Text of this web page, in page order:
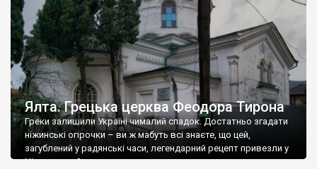
Ялта. Грецька церква Феодора Тирона
Греки залишили Україні чималий спадок. Достатньо згадати
ніжинські огірочки – ви ж мабуть всі знаєте, що цей,
загублений у радянські часи, легендарний рецепт привезли у
Ніжин греки?